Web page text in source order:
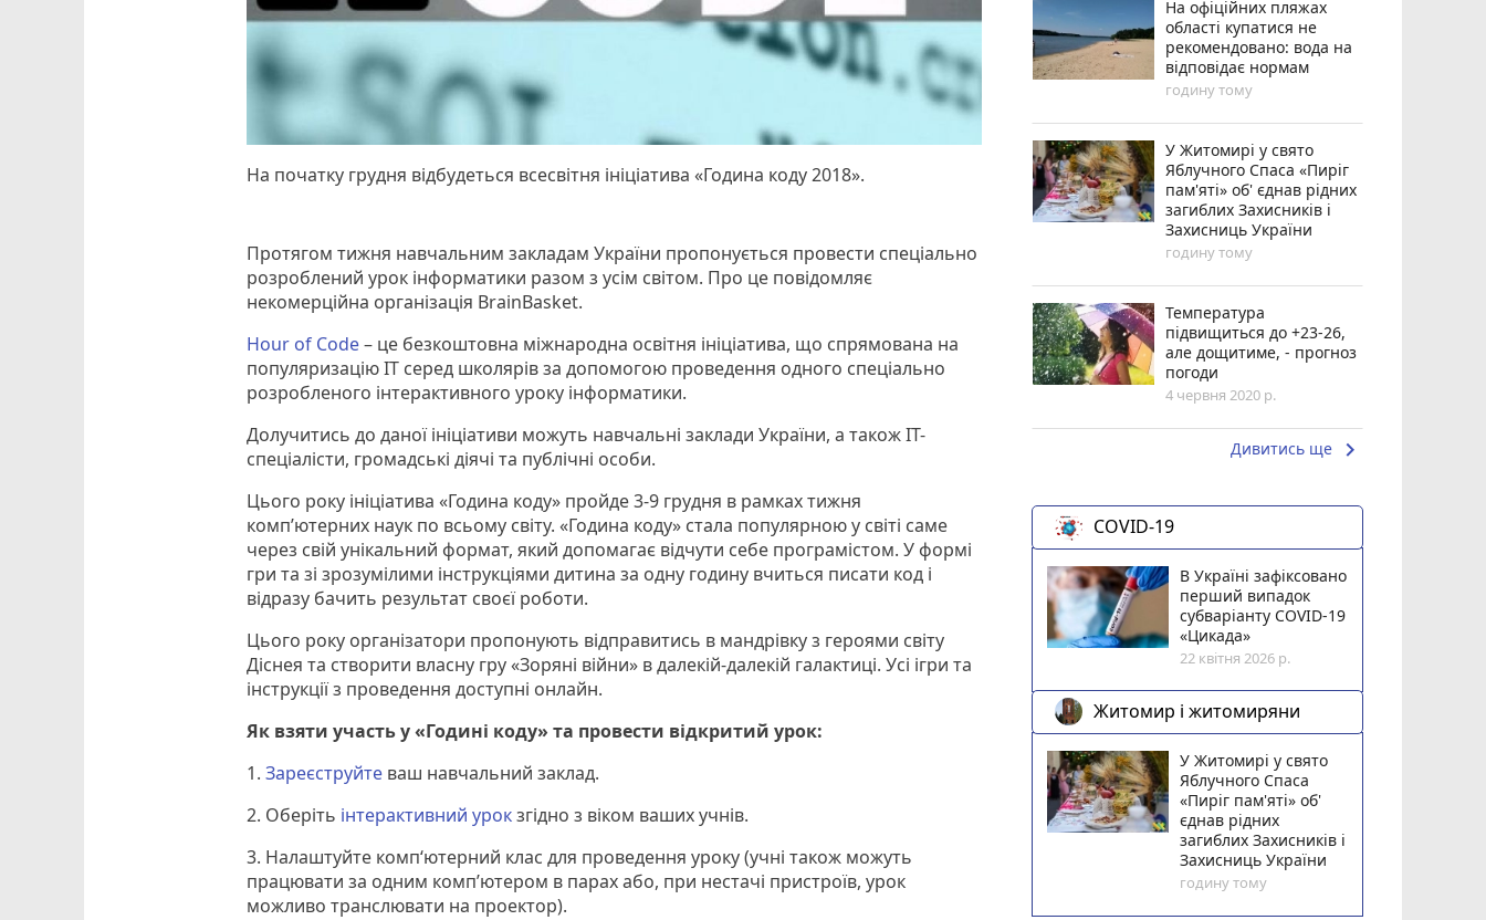
На початку грудня відбудеться всесвітня ініціатива «Година коду 2018».
Протягом тижня навчальним закладам України пропонується провести спеціально
розроблений урок інформатики разом з усім світом. Про це повідомляє
некомерційна організація BrainBasket.
Hour of Code– це безкоштовна міжнародна освітня ініціатива, що спрямована на
популяризацію ІТ серед школярів за допомогою проведення одного спеціально
розробленого інтерактивного уроку інформатики.
Долучитись до даної ініціативи можуть навчальні заклади України, а також IT-
спеціалісти, громадські діячі та публічні особи.
Цього року ініціатива «Година коду» пройде 3-9 грудня в рамках тижня
комп’ютерних наук по всьому світу. «Година коду» стала популярною у світі саме
через свій унікальний формат, який допомагає відчути себе програмістом. У формі
гри та зі зрозумілими інструкціями дитина за одну годину вчиться писати код і
відразу бачить результат своєї роботи.
Цього року організатори пропонують відправитись в мандрівку з героями світу
Діснея та створити власну гру «Зоряні війни» в далекій-далекій галактиці. Усі ігри та
інструкції з проведення доступні онлайн.
Як взяти участьу«Годині коду» та провести відкритий урок:
1.Зареєструйте ваш навчальний заклад.
2. Оберіть інтерактивний урокзгідно з віком ваших учнів.
3. Налаштуйте комп‘ютерний клас для проведення уроку (учні також можуть
працювати за одним комп’ютером в парах або, при нестачі пристроїв, урок
можливо транслювати на проектор).
На офіційних пляжах
області купатися не
рекомендовано: вода на
відповідає нормам
годину тому
У Житомирі у свято
Яблучного Спаса «Пиріг
пам'яті» об' єднав рідних
загиблих Захисників і
Захисниць України
годину тому
Температура
підвищиться до +23-26,
але дощитиме, - прогноз
погоди
4 червня 2020 р.
Дивитись ще keyboard_arrow_right
COVID-19
В Україні зафіксовано
перший випадок
субваріанту COVID-19
«Цикада»
22 квітня 2026 р.
Житомир і житомиряни
У Житомирі у свято
Яблучного Спаса
«Пиріг пам'яті» об'
єднав рідних
загиблих Захисників і
Захисниць України
годину тому